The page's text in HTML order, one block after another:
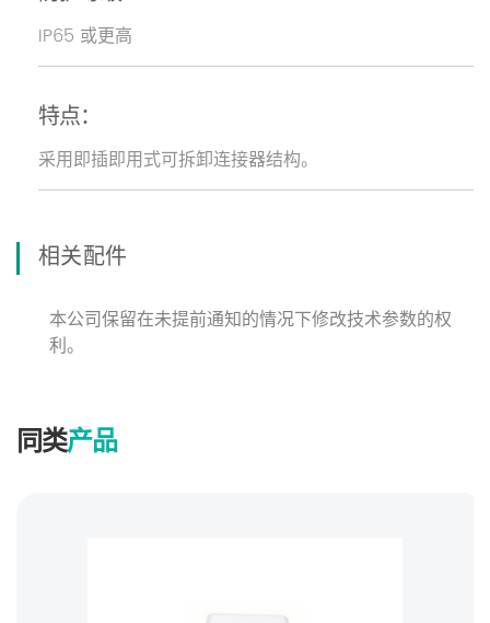
IP65 或更高
特点：
采用即插即用式可拆卸连接器结构。
相关配件
本公司保留在未提前通知的情况下修改技术参数的权
利。
同类产品